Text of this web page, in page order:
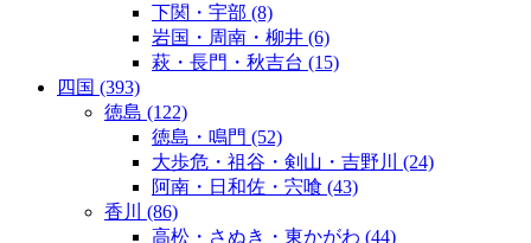
下関・宇部 (8)
岩国・周南・柳井 (6)
萩・長門・秋吉台 (15)
四国 (393)
徳島 (122)
徳島・鳴門 (52)
大歩危・祖谷・剣山・吉野川
(24)
阿南・日和佐・宍喰 (43)
香川
(86)
高松・さぬき・東かがわ (44)